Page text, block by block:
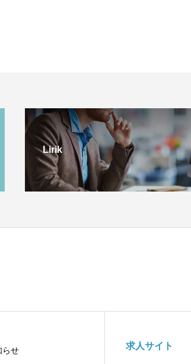
Lirik
らせ
求人サイト